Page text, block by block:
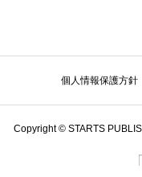
個人情報保護方針
Copyright © STARTS